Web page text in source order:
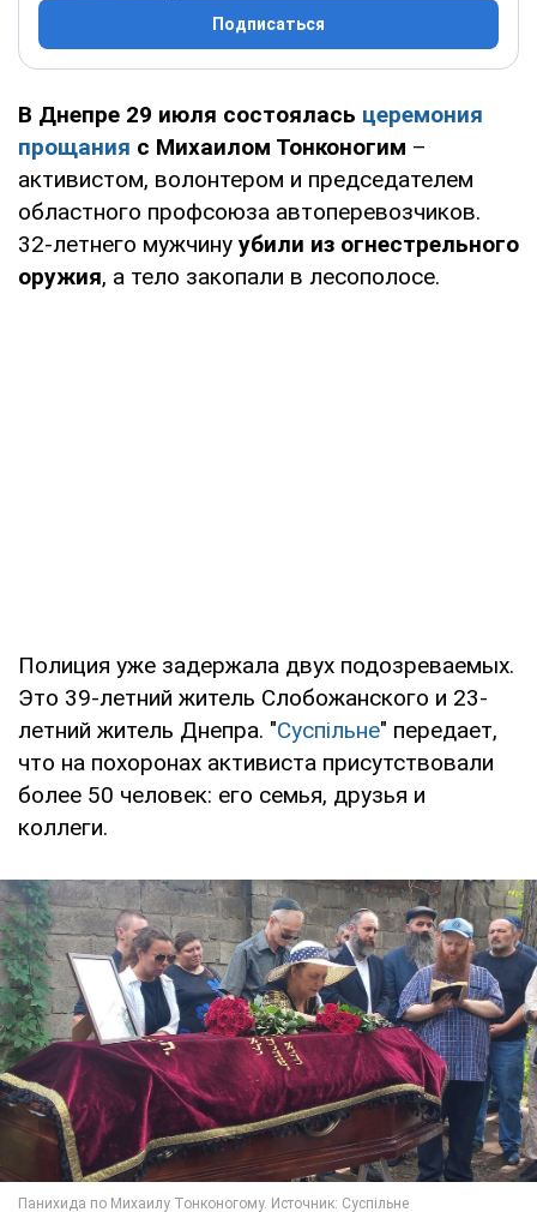
Подписаться
В Днепре 29 июля состоялась церемония
прощания с Михаилом Тонконогим –
активистом, волонтером и председателем
областного профсоюза автоперевозчиков.
32-летнего мужчину убили из огнестрельного
оружия, а тело закопали в лесополосе.
Полиция уже задержала двух подозреваемых.
Это 39-летний житель Слобожанского и 23-
летний житель Днепра. "Суспільне" передает,
что на похоронах активиста присутствовали
более 50 человек: его семья, друзья и
коллеги.